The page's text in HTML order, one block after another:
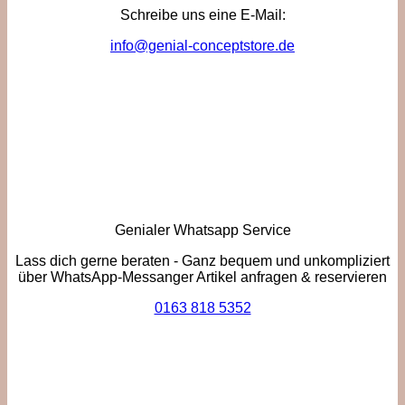
Schreibe uns eine E-Mail:
info@genial-conceptstore.de
Genialer Whatsapp Service
Lass dich gerne beraten - Ganz bequem und unkompliziert
über WhatsApp-Messanger Artikel anfragen & reservieren
0163 818 5352